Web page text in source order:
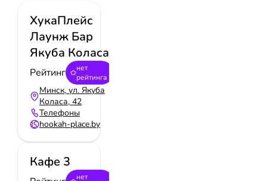
ХукаПлейс
Лаунж Бар
Якуба Коласа
Рейтинг
нет
рейтинга
Минск, ул. Якуба
Коласа, 42
Телефоны
hookah-place.by
Кафе 3
нет